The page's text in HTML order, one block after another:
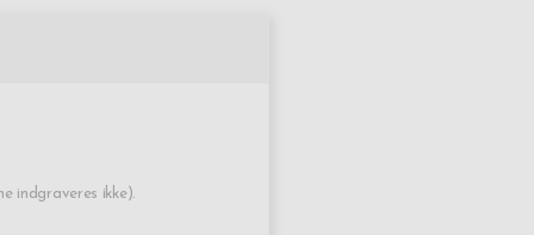
indgraveres ikke).